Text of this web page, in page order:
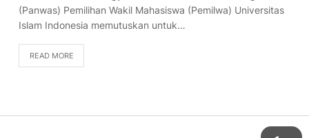
(Panwas) Pemilihan Wakil Mahasiswa (Pemilwa) Universitas
Islam Indonesia memutuskan untuk…
READ MORE